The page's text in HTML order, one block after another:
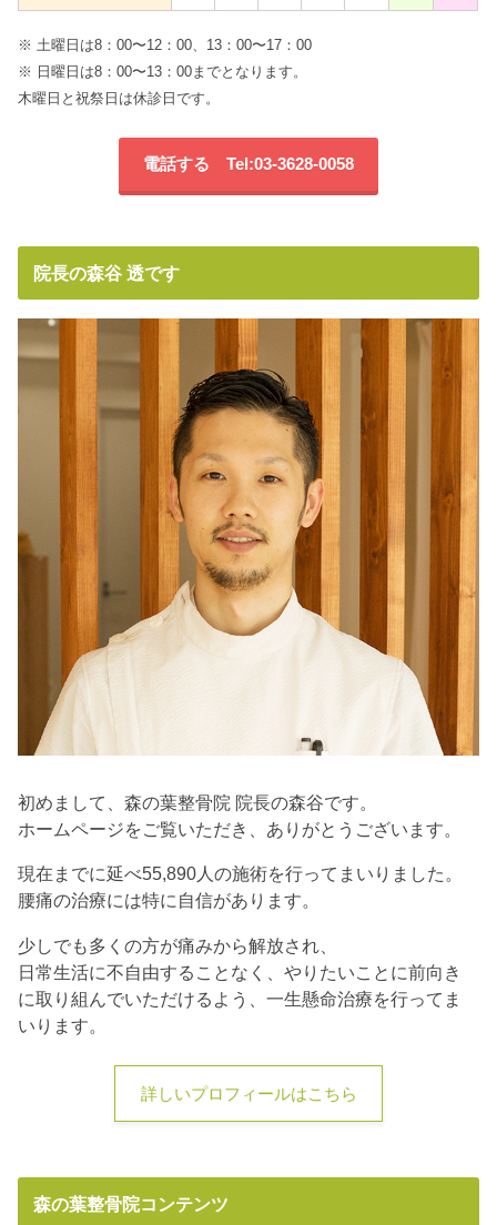
※ 土曜日は8：00〜12：00、13：00〜17：00
※ 日曜日は8：00〜13：00までとなります。
木曜日と祝祭日は休診日です。
電話する Tel:03-3628-0058
院長の森谷 透です
初めまして、森の葉整骨院 院長の森谷です。
ホームページをご覧いただき、ありがとうございます。
現在までに延べ55,890人の施術を行ってまいりました。
腰痛の治療には特に自信があります。
少しでも多くの方が痛みから解放され、
日常生活に不自由することなく、やりたいことに前向き
に取り組んでいただけるよう、一生懸命治療を行ってま
いります。
詳しいプロフィールはこちら
森の葉整骨院コンテンツ